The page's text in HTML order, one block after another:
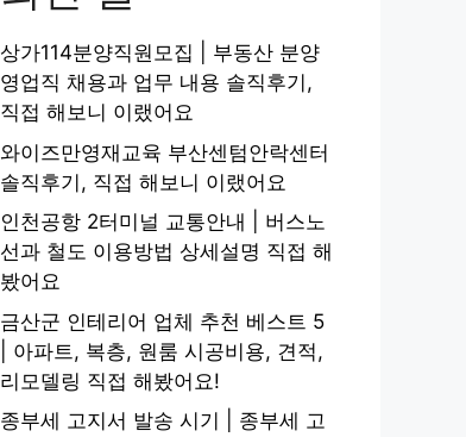
상가114분양직원모집 | 부동산 분양
영업직 채용과 업무 내용 솔직후기,
직접 해보니 이랬어요
와이즈만영재교육 부산센텀안락센터
솔직후기, 직접 해보니 이랬어요
인천공항 2터미널 교통안내 | 버스노
선과 철도 이용방법 상세설명 직접 해
봤어요
금산군 인테리어 업체 추천 베스트 5
| 아파트, 복층, 원룸 시공비용, 견적,
리모델링 직접 해봤어요!
종부세 고지서 발송 시기 | 종부세 고